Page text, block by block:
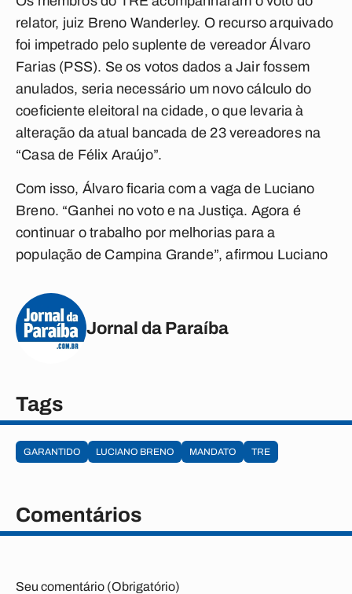
relator, juiz Breno Wanderley. O recurso arquivado
foi impetrado pelo suplente de vereador Álvaro
Farias (PSS). Se os votos dados a Jair fossem
anulados, seria necessário um novo cálculo do
coeficiente eleitoral na cidade, o que levaria à
alteração da atual bancada de 23 vereadores na
“Casa de Félix Araújo”.
Com isso, Álvaro ficaria com a vaga de Luciano
Breno. “Ganhei no voto e na Justiça. Agora é
continuar o trabalho por melhorias para a
população de Campina Grande”, afirmou Luciano
Jornal da Paraíba
Tags
GARANTIDO LUCIANO BRENO MANDATO TRE
Comentários
Seu comentário (Obrigatório)